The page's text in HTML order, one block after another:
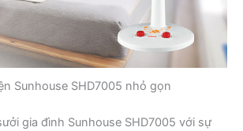
Sunhouse SHD7005 nhỏ gọn
gia đình Sunhouse SHD7005 với sự